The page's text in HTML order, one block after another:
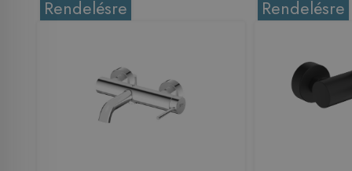
Rendelésre Rendelésre